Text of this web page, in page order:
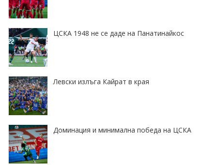
ЦСКА 1948 не се даде на Панатинайкос
Левски излъга Кайрат в края
Доминация и минимална победа на ЦСКА